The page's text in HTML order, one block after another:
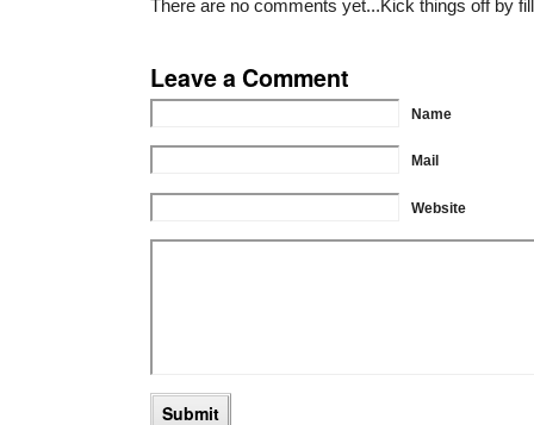
There are no comments yet...Kick things off by
Leave a Comment
Name
Mail
Website